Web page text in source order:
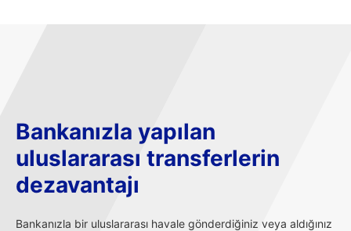
Bankanızla yapılan
uluslararası transferlerin
dezavantajı
Bankanızla bir uluslararası havale gönderdiğiniz veya aldığınız